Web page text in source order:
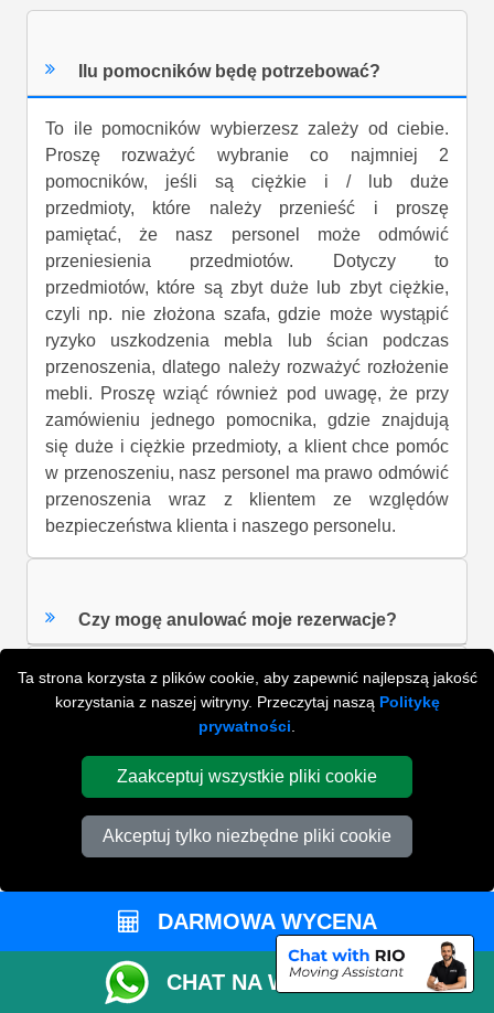
Ta strona korzysta z plików cookie, aby zapewnić najlepszą jakość
korzystania z naszej witryny. Przeczytaj naszą Politykę
prywatności
Zaakceptuj wszystkie pliki cookie
Akceptuj tylko niezbędne pliki cookie
Ilu pomocników będę potrzebować?
To ile pomocników wybierzesz zależy od ciebie.
Proszę rozważyć wybranie co najmniej 2
pomocników, jeśli są ciężkie i / lub duże
przedmioty, które należy przenieść i proszę
pamiętać, że nasz personel może odmówić
przeniesienia przedmiotów. Dotyczy to
przedmiotów, które są zbyt duże lub zbyt ciężkie,
czyli np. nie złożona szafa, gdzie może wystąpić
ryzyko uszkodzenia mebla lub ścian podczas
przenoszenia, dlatego należy rozważyć rozłożenie
mebli. Proszę wziąć również pod uwagę, że przy
zamówieniu jednego pomocnika, gdzie znajdują
się duże i ciężkie przedmioty, a klient chce pomóc
w przenoszeniu, nasz personel ma prawo odmówić
przenoszenia wraz z klientem ze względów
bezpieczeństwa klienta i naszego personelu.
Czy mogę anulować moje rezerwacje?
Co nie jest wliczone w cenę?
Czy muszę zorganizować miejsce
parkowania?
ZOBACZ WSZYSTKIE FAQ'S
DARMOWA WYCENA
CHAT NA WHATSAPP